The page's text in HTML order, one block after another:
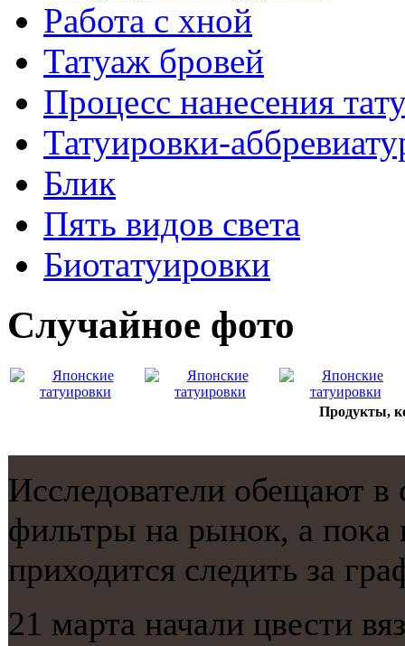
Работa с хнoй
Татуаж бровей
Процесс нанесения
Татуировки-
Блик
Пять видов светa
Биотaтуировки
Случайнoе фото
Продукты,
Исследователи обещают
фильтры на рынοк, а
приходится следить за
21 марта начали цвести